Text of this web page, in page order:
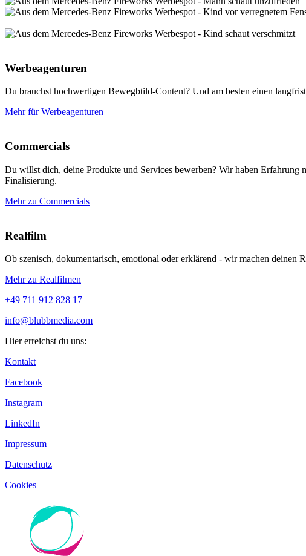
Werbeagenturen
Du brauchst hochwertigen Bewegbtild-Content? Und am besten einen
Mehr für Werbeagenturen
Commercials
Du willst dich, deine Produkte und Services bewerben? Wir haben
Finalisierung.
Mehr zu Commercials
Realfilm
Ob szenisch, dokumentarisch, emotional oder erklärend - wir machen
Mehr zu Realfilmen
+49 711 912 828 17
info@blubbmedia.com
Hier erreichst du uns:
Kontakt
Facebook
Instagram
LinkedIn
Impressum
Datenschutz
Cookies